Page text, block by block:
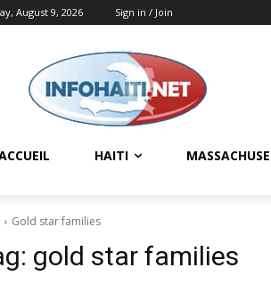
August 9, 2026 Sign in / Join
HAITI
Gold star families
gold star families